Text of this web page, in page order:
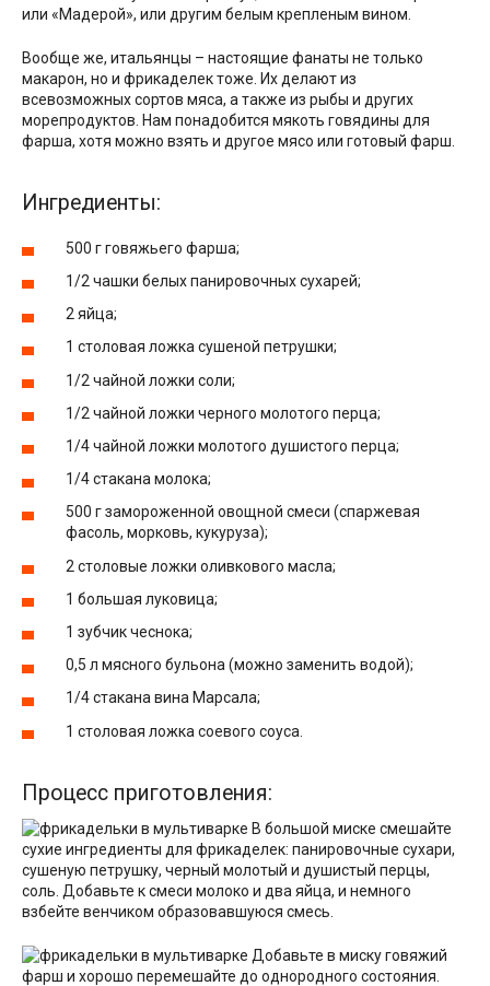
или «Мадерой», или другим белым крепленым вином.
Вообще же, итальянцы – настоящие фанаты не только
макарон, но и фрикаделек тоже. Их делают из
всевозможных сортов мяса, а также из рыбы и других
морепродуктов. Нам понадобится мякоть говядины для
фарша, хотя можно взять и другое мясо или готовый фарш.
Ингредиенты:
500 г говяжьего фарша;
1/2 чашки белых панировочных сухарей;
2 яйца;
1 столовая ложка сушеной петрушки;
1/2 чайной ложки соли;
1/2 чайной ложки черного молотого перца;
1/4 чайной ложки молотого душистого перца;
1/4 стакана молока;
500 г замороженной овощной смеси (спаржевая
фасоль, морковь, кукуруза);
2 столовые ложки оливкового масла;
1 большая луковица;
1 зубчик чеснока;
0,5 л мясного бульона (можно заменить водой);
1/4 стакана вина Марсала;
1 столовая ложка соевого соуса.
Процесс приготовления:
В большой миске смешайте
сухие ингредиенты для фрикаделек: панировочные сухари,
сушеную петрушку, черный молотый и душистый перцы,
соль. Добавьте к смеси молоко и два яйца, и немного
взбейте венчиком образовавшуюся смесь.
Добавьте в миску говяжий
фарш и хорошо перемешайте до однородного состояния.